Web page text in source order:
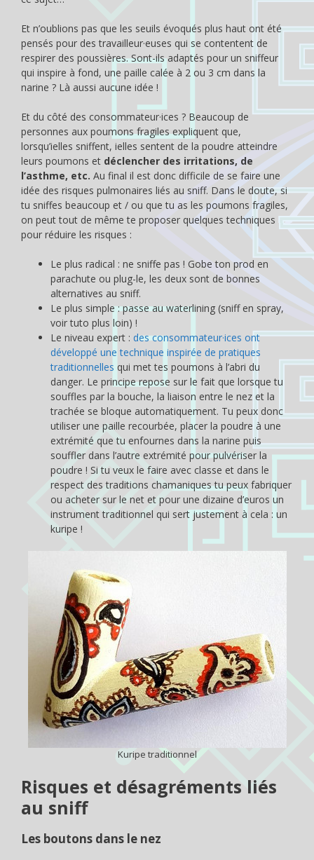
Et n’oublions pas que les seuils évoqués plus haut ont été
pensés pour des travailleur·euses qui se contentent de
respirer des poussières. Sont-ils adaptés pour un sniffeur
qui inspire à fond, une paille calée à 2 ou 3 cm dans la
narine ? Là aussi aucune idée !
Et du côté des consommateur·ices ? Beaucoup de
personnes aux poumons fragiles expliquent que,
lorsqu’ielles sniffent, ielles sentent de la poudre atteindre
leurs poumons et déclencher des irritations, de
l’asthme, etc. Au final il est donc difficile de se faire une
idée des risques pulmonaires liés au sniff. Dans le doute, si
tu sniffes beaucoup et / ou que tu as les poumons fragiles,
on peut tout de même te proposer quelques techniques
pour réduire les risques :
Le plus radical : ne sniffe pas ! Gobe ton prod en
parachute ou plug-le, les deux sont de bonnes
alternatives au sniff.
Le plus simple : passe au waterlining (sniff en spray,
voir tuto plus loin) !
Le niveau expert : des consommateur·ices ont
développé une technique inspirée de pratiques
traditionnelles qui met tes poumons à l’abri du
danger. Le principe repose sur le fait que lorsque tu
souffles par la bouche, la liaison entre le nez et la
trachée se bloque automatiquement. Tu peux donc
utiliser une paille recourbée, placer la poudre à une
extrémité que tu enfournes dans la narine puis
souffler dans l’autre extrémité pour pulvériser la
poudre ! Si tu veux le faire avec classe et dans le
respect des traditions chamaniques tu peux fabriquer
ou acheter sur le net et pour une dizaine d’euros un
instrument traditionnel qui sert justement à cela : un
kuripe !
Kuripe traditionnel
Risques et désagréments liés
au sniff
Les boutons dans le nez